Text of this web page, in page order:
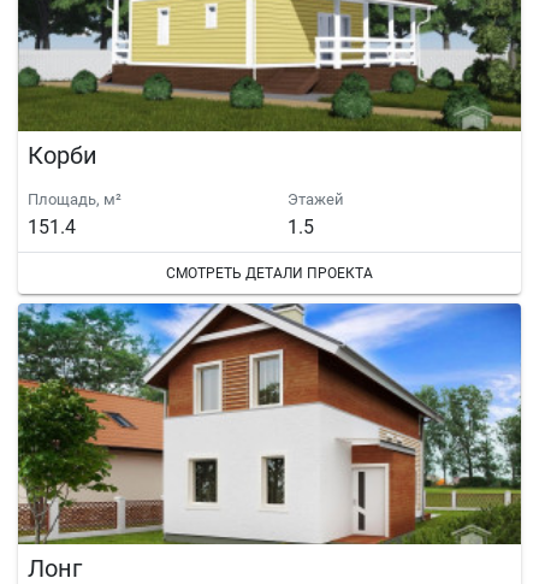
Корби
Площадь, м²
151.4
Этажей
1.5
СМОТРЕТЬ ДЕТАЛИ ПРОЕКТА
Лонг